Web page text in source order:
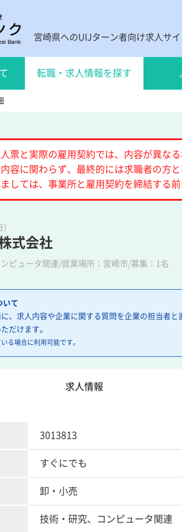
宮崎県へのUIJターン者向け求人サイ
転職・求人情報を探す
票と実際の雇用契約では、内容が異なる
容に関わらず、最終的には求職者の方
しては、事業所と雇用契約を締結する
式会社
ピュータ関連/就業場所：宮崎市/募集：1名
いて
、求人内容や企業に関する質問を企業の担当者と
だけます。
る場合に利用可能です。
求人情報
3013813
すぐにでも
卸・小売
技術・研究、コンピュータ関連